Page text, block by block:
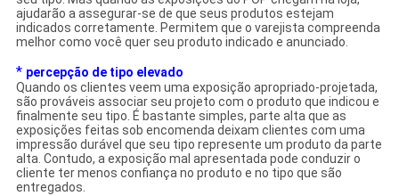
ajudarão a assegurar-se de que seus produtos estejam
indicados corretamente. Permitem que o varejista compreenda
melhor como você quer seu produto indicado e anunciado.
* percepção de tipo elevado
Quando os clientes veem uma exposição apropriado-projetada,
são prováveis associar seu projeto com o produto que indicou e
finalmente seu tipo. É bastante simples, parte alta que as
exposições feitas sob encomenda deixam clientes com uma
impressão durável que seu tipo represente um produto da parte
alta. Contudo, a exposição mal apresentada pode conduzir o
cliente ter menos confiança no produto e no tipo que são
entregados.